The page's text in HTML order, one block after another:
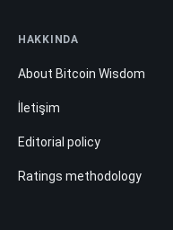
HAKKINDA
About Bitcoin Wisdom
İletişim
Editorial policy
Ratings methodology